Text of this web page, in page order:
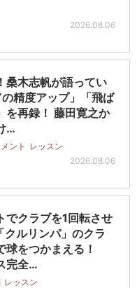
2026.08.06
桑木志帆が語ってい
精度アップ」「飛ば
を再録！ 藤田寛之か
…
ント レッスン
2026.08.06
でクラブを1回転させ
クルリンパ」のクラ
球をつかまえる！
完全…
レッスン